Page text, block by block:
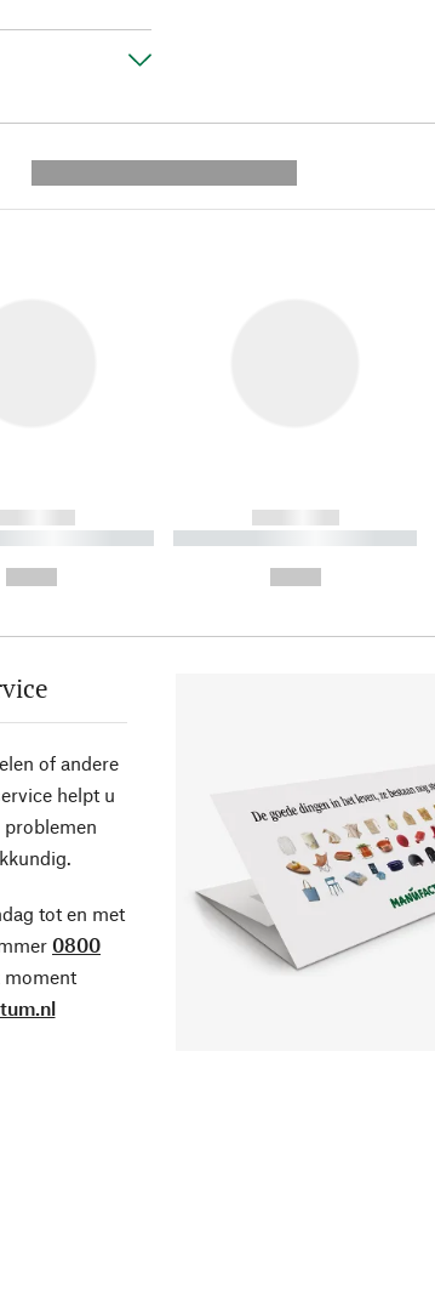
----------
------------
----------- ----------- ----------
of andere
helpt u
problemen
tot en met
0800
moment